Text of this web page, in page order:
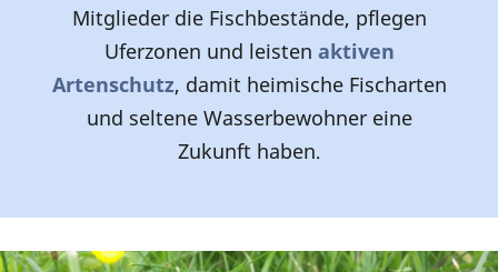
Mitglieder die Fischbestände, pflegen
Uferzonen und leisten aktiven
Artenschutz, damit heimische Fischarten
und seltene Wasserbewohner eine
Zukunft haben.